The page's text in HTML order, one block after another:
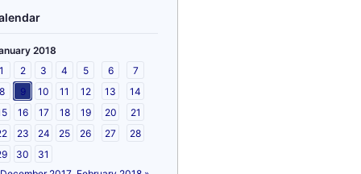
2018
1
2 3 4 5 6
7
8
9 10 11 12 13
14
16 17 18 19 20
21
23 24 25 26 27
28
30
31